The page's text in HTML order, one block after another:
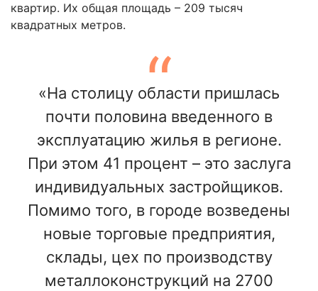
квартир. Их общая площадь – 209 тысяч
квадратных метров.
«На столицу области пришлась
почти половина введенного в
эксплуатацию жилья в регионе.
При этом 41 процент – это заслуга
индивидуальных застройщиков.
Помимо того, в городе возведены
новые торговые предприятия,
склады, цех по производству
металлоконструкций на 2700